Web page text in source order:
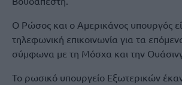
Ο Ρώσος και ο Αμερικάνος υπουργός
τηλεφωνική επικοινωνία για τα
σύμφωνα με τη Μόσχα και την
Το ρωσικό υπουργείο Εξωτερικών